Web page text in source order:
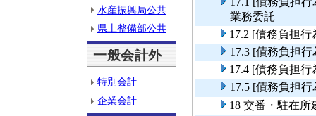
水産振興局公共
県土整備部公共
一般会計外
特別会計
企業会計
業務委託
17.2 [債務負担
17.3 [債務負担
17.4 [債務負担
17.5 [債務負担
18 交番・駐在所